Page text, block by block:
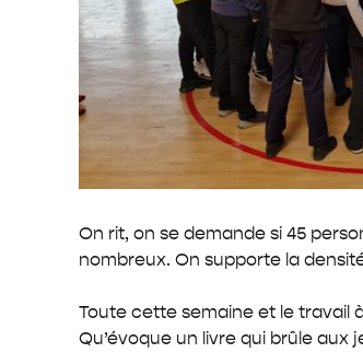
On rit, on se demande si 45
nombreux. On supporte la
Toute cette semaine et le travail
Qu’évoque un livre qui brûle aux